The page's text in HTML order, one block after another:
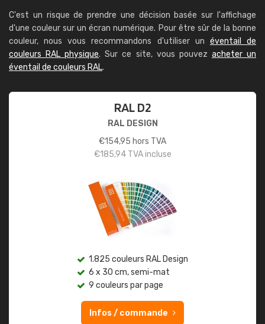
C'est un risque de prendre une décision basée sur l'affichage
d'une couleur sur un écran numérique. Pour être sûr de la bonne
couleur, nous vous recommandons d'utiliser un éventail de
couleurs RAL physique. Sur ce site, vous pouvez acheter un
éventail de couleurs RAL.
RAL D2
RAL DESIGN
€154,95 hors TVA
€185,94TVA incluse
1.825 couleurs RAL Design
6 x 30 cm, semi-mat
9 couleurs par page
Infos / commande